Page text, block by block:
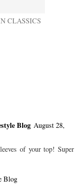
CLASSICS
Blog August 28,
of your top! Super
Blog